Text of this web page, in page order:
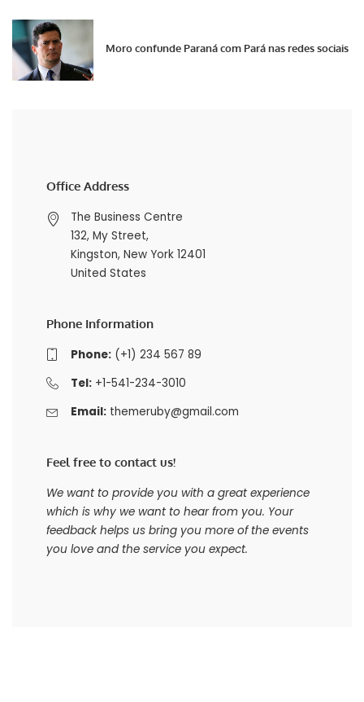
Moro confunde Paraná com Pará nas redes sociais
Office Address
The Business Centre
132, My Street,
Kingston, New York 12401
United States
Phone Information
Phone:(+1) 234 567 89
Tel:+1-541-234-3010
Email: themeruby@gmail.com
Feel free to contact us!
We want to provide you with a great experience
which is why we want to hear from you. Your
feedback helps us bring you more of the events
you love and the service you expect.